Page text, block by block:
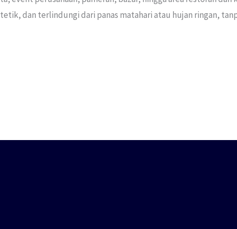
dan terlindungi dari panas matahari atau hujan ringan,